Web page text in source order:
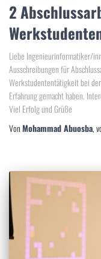
2
Liebe Ingenieurinformatiker/
Ausschreibungen für
Werkstudententätigkeit bei
Erfahrung gemacht haben.
Viel Erfolg und Grüße
VonMohammad Abuosba,